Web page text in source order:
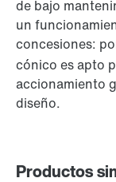
de bajo
un
concesiones:
cónico es apto
accionamiento
diseño.